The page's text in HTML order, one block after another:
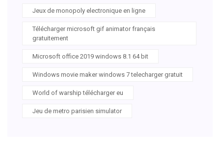
Jeux de monopoly electronique en ligne
Télécharger microsoft gif animator français
gratuitement
Microsoft office 2019 windows 8.1 64 bit
Windows movie maker windows 7 telecharger gratuit
World of warship télécharger eu
Jeu de metro parisien simulator